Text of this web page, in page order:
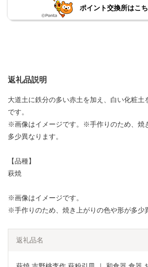
ポイント交換所はこ
返礼品説明
大道土に鉄分の多い赤土を加え、白い化粧土
です。
※画像はイメージです。※手作りのため、焼
多少異なります。
【品種】
萩焼
※画像はイメージです。
※手作りのため、焼き上がりの色や形が多少
返礼品名